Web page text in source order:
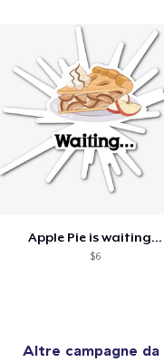
Apple Pie is waiting...
$6
Altre campagne da